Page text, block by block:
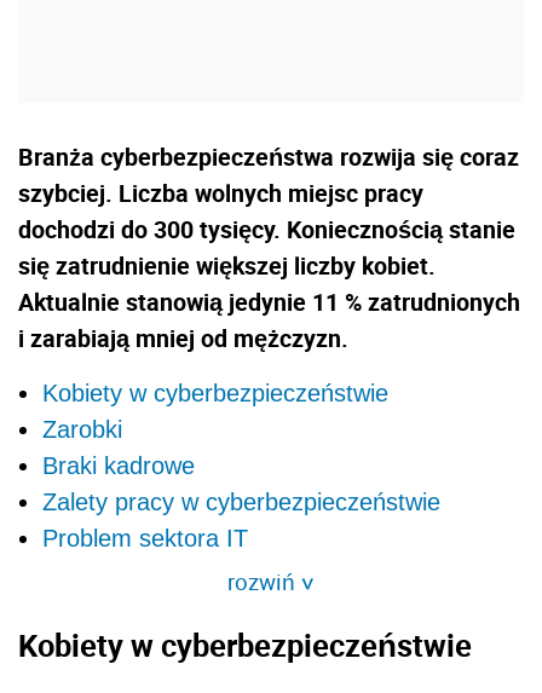
Branża cyberbezpieczeństwa rozwija się coraz
szybciej. Liczba wolnych miejsc pracy
dochodzi do 300 tysięcy. Koniecznością stanie
się zatrudnienie większej liczby kobiet.
Aktualnie stanowią jedynie 11 % zatrudnionych
i zarabiają mniej od mężczyzn.
Kobiety w cyberbezpieczeństwie
Zarobki
Braki kadrowe
Zalety pracy w cyberbezpieczeństwie
Problem sektora IT
rozwiń>
Kobiety w cyberbezpieczeństwie